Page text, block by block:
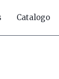
Catalogo